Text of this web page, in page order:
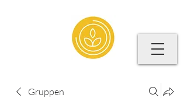
Gruppen